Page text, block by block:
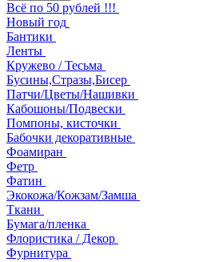
Всё по 50 рублей !!!
Новый год
Бантики
Ленты
Кружево / Тесьма
Бусины,Стразы,Бисер
Патчи/Цветы/Нашивки
Кабошоны/Подвески
Помпоны, кисточки
Бабочки декоративные
Фоамиран
Фетр
Фатин
Экокожа/Кожзам/Замша
Ткани
Бумага/пленка
Флористика / Декор
Фурнитура